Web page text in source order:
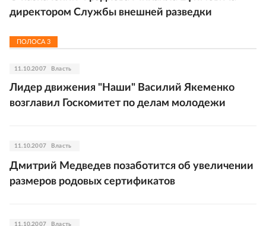
директором Службы внешней разведки
ПОЛОСА 3
11.10.2007 Власть
Лидер движения "Наши" Василий Якеменко
возглавил Госкомитет по делам молодежи
11.10.2007 Власть
Дмитрий Медведев позаботится об увеличении
размеров родовых сертификатов
11.10.2007 Власть